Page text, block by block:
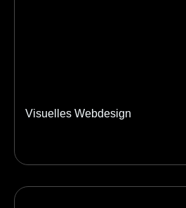
Visuelles Webdesign